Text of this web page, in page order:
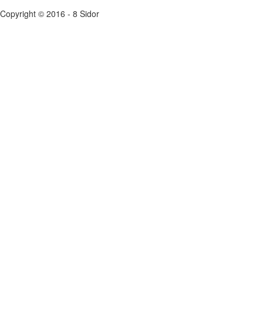
Copyright © 2016 - 8 Sidor